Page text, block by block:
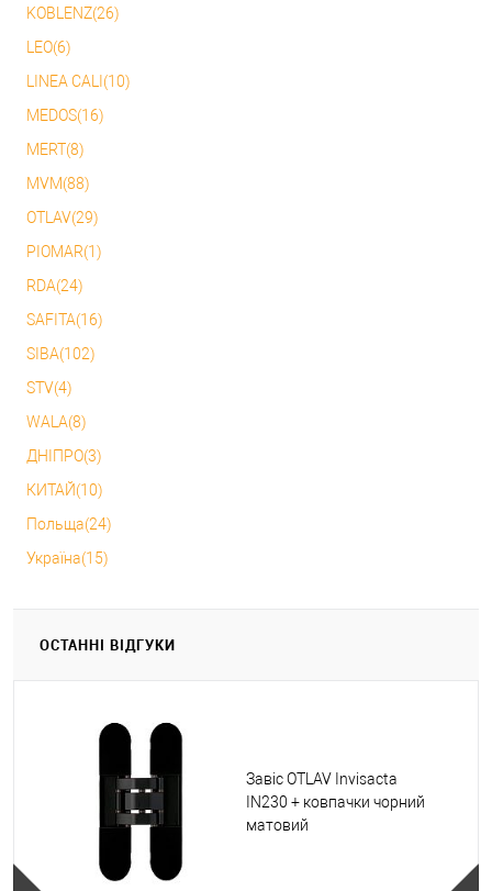
KOBLENZ(26)
LEO(6)
LINEA CALI(10)
MEDOS(16)
MERT(8)
MVM(88)
OTLAV(29)
PIOMAR(1)
RDA(24)
SAFITA(16)
SIBA(102)
STV(4)
WALA(8)
ДНІПРО(3)
КИТАЙ(10)
Польща(24)
Україна(15)
ОСТАННІ ВІДГУКИ
Завіс OTLAV Invisacta
IN230 + ковпачки чорний
матовий